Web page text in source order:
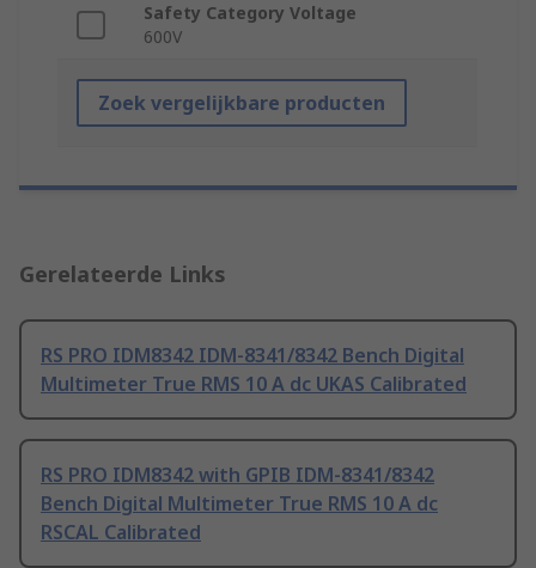
Safety Category Voltage
600V
Zoek vergelijkbare producten
Gerelateerde Links
RS PRO IDM8342 IDM-8341/8342 Bench Digital
Multimeter True RMS 10 A dc UKAS Calibrated
RS PRO IDM8342 with GPIB IDM-8341/8342
Bench Digital Multimeter True RMS 10 A dc
RSCAL Calibrated